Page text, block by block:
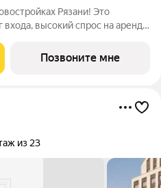
Рязани! Это
высокий спрос на аренду
и
Позвоните мне
из 23